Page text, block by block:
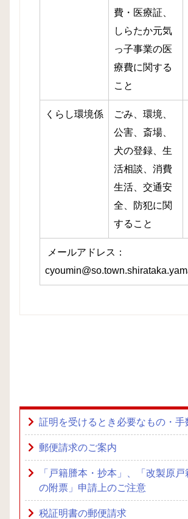
費・医療証、
しらたか元気
っ子事業の医
療費に関する
こと
くらし環境係
ごみ、環境、
公害、 斎場、
犬の登録、生
活相談、消費
生活、交通安
全、防犯に関
すること
メールアドレス：
証明を受けるとき必要なもの・手
郵便請求のご案内
「戸籍謄本・抄本」、「改製原
の附票」申請上のご注意
税証明書の郵便請求